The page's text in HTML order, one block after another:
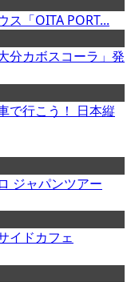
ス「OITA PORT...
分カボスコーラ」発
で行こう！ 日本縦
ジャパンツアー
イドカフェ